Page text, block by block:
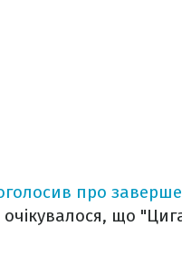
про
очікувалося, що